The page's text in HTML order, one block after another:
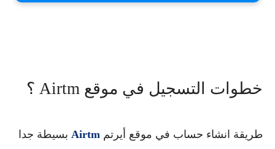
خطوات التسجيل في موقع Airtm ؟
طريقة انشاء حساب في موقع أيرتم Airtm بسيطة جدا